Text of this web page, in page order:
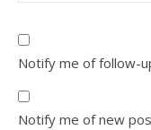
Notify me of follow-
Notify me of new